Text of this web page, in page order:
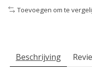
Toevoegen om te
Beschrijving